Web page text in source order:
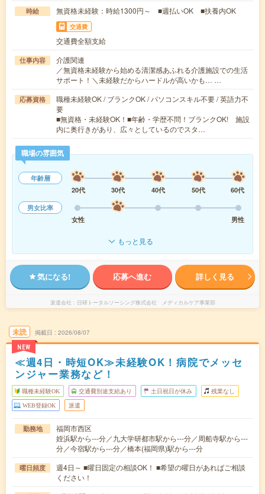
時給 無資格未経験：時給1300円～ ■週払いOK ■扶養内OK
交通費
交通費全額支給
仕事内容
介護関連
／無資格未経験から始める清潔感あふれる介護施設での生活
サポート！＼未経験だからハードルが高いかも… …
応募資格
職種未経験OK / ブランクOK / パソコンスキル不要 / 英語力不
要
■無資格・未経験OK！■年齢・学歴不問！ブランクOK! 施設
内に奥行きがあり、広々としているのでスタ…
職場の雰囲気
年齢層
20代
30代 40代 50代
60代
男女比率
女性
男性
もっと見る
気になる! 応募へ進む 詳しく見る
派遣会社 日研トータルソーシング株式会社 メディカルケア事業部
未読
NEW
掲載日 2026/08/07
≪週4日・時短OK≫未経験OK！病院でメッセ
ンジャー業務など！
職種未経験OK 交通費別途支給あり 土日祝日が休み 残業なし
WEB登録OK 派遣
勤務地
福岡市西区
姪浜駅から---分／九大学研都市駅から---分／周船寺駅から---
分／今宿駅から---分／橋本(福岡県)駅から---分
曜日頻度
週4日～ ■曜日固定の相談OK！ ■希望の曜日があればご相談
ください！